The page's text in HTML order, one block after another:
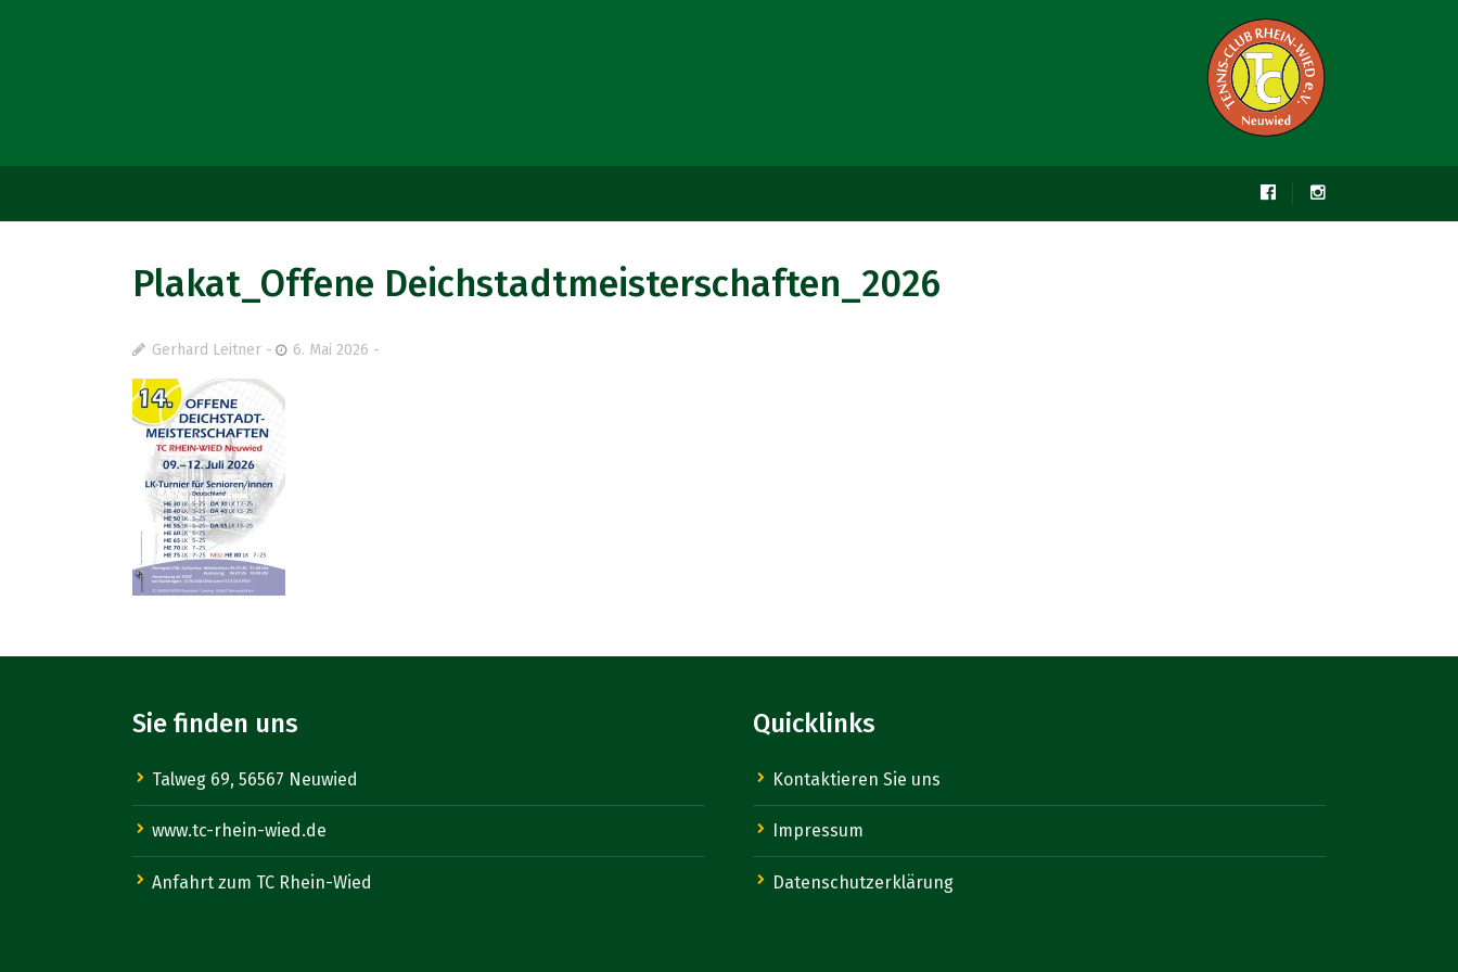
Plakat_Offene Deichstadtmeisterschaften_2026
Gerhard Leitner 6. Mai 2026
Sie finden uns
Talweg 69, 56567 Neuwied
www.tc-rhein-wied.de
Anfahrt zum TC Rhein-Wied
Quicklinks
Kontaktieren Sie uns
Impressum
Datenschutzerklärung